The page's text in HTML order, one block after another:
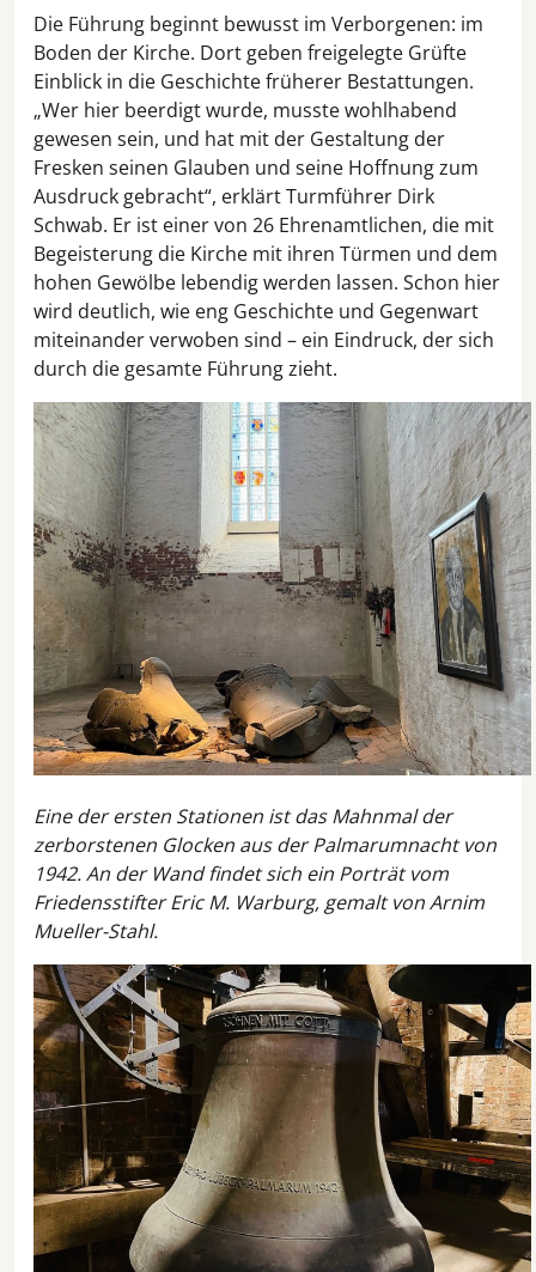
Die Führung beginnt bewusst im Verborgenen: im
Boden der Kirche. Dort geben freigelegte Grüfte
Einblick in die Geschichte früherer Bestattungen.
„Wer hier beerdigt wurde, musste wohlhabend
gewesen sein, und hat mit der Gestaltung der
Fresken seinen Glauben und seine Hoffnung zum
Ausdruck gebracht“, erklärt Turmführer Dirk
Schwab. Er ist einer von 26 Ehrenamtlichen, die mit
Begeisterung die Kirche mit ihren Türmen und dem
hohen Gewölbe lebendig werden lassen. Schon hier
wird deutlich, wie eng Geschichte und Gegenwart
miteinander verwoben sind – ein Eindruck, der sich
durch die gesamte Führung zieht.
Eine der ersten Stationen ist das Mahnmal der
zerborstenen Glocken aus der Palmarumnacht von
1942. An der Wand findet sich ein Porträt vom
Friedensstifter Eric M. Warburg, gemalt von Arnim
Mueller-Stahl.